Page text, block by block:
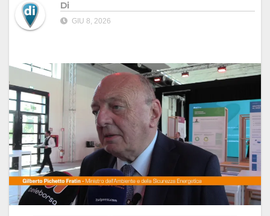
Di
GIU 8, 2026